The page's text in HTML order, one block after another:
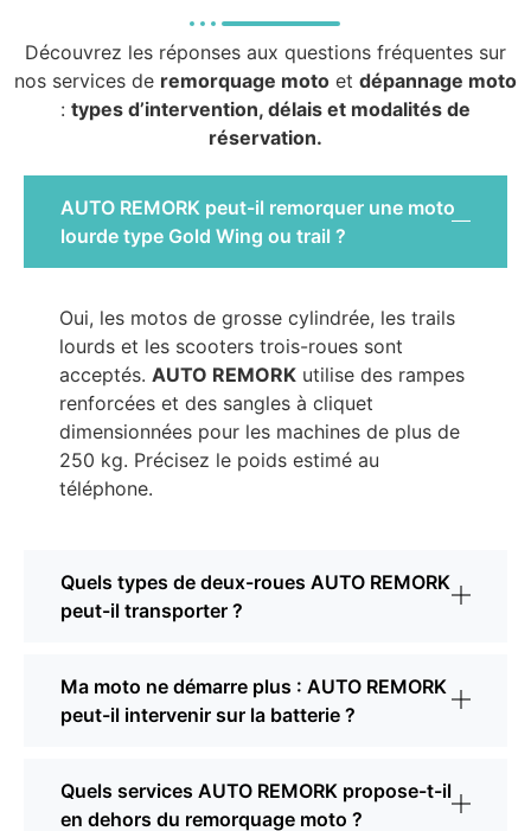
Découvrez les réponses aux questions fréquentes sur
nos services de remorquage moto et dépannage moto
: types d’intervention, délais et modalités de
réservation.
AUTO REMORK peut-il remorquer une moto
lourde type Gold Wing ou trail ?
Oui, les motos de grosse cylindrée, les trails
lourds et les scooters trois-roues sont
acceptés. AUTO REMORK utilise des rampes
renforcées et des sangles à cliquet
dimensionnées pour les machines de plus de
250 kg. Précisez le poids estimé au
téléphone.
Quels types de deux-roues AUTO REMORK
peut-il transporter ?
Ma moto ne démarre plus : AUTO REMORK
peut-il intervenir sur la batterie ?
Quels services AUTO REMORK propose-t-il
en dehors du remorquage moto ?